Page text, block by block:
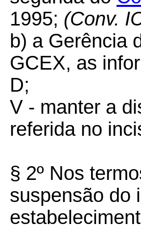
1995; (Conv.
b) a Gerência
GCEX, as
D;
V - manter a
referida no
§ 2º Nos
suspensão do